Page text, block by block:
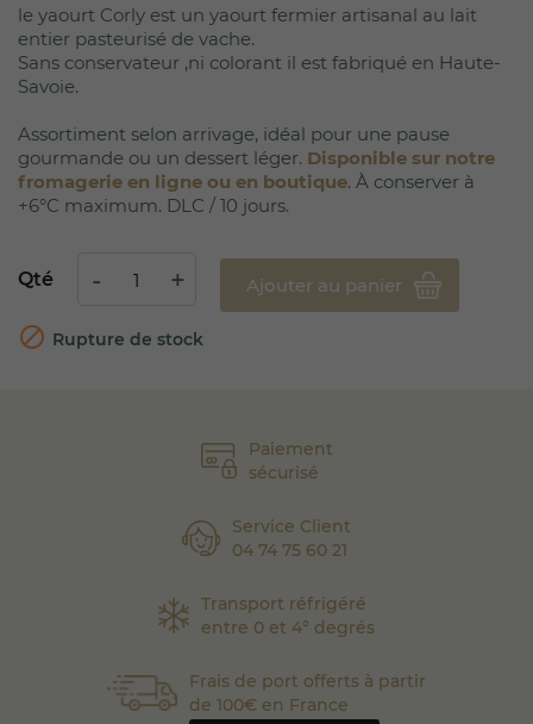
Paiement
sécurisé
Service Client
04 74 75 60 21
Transport réfrigéré
entre 0 et 4° degrés
Frais de port offerts à partir
de 100€ en France
le yaourt Corly est un yaourt fermier artisanal au lait
entier pasteurisé de vache.
Sans conservateur ,ni colorant il est fabriqué en Haute-
Savoie.
Assortiment selon arrivage, idéal pour une pause
gourmande ou un dessert léger. Disponible sur notre
fromagerie en ligne ou en boutique. À conserver à
+6°C maximum. DLC / 10 jours.
Qté Ajouter au panier
 Rupture de stock